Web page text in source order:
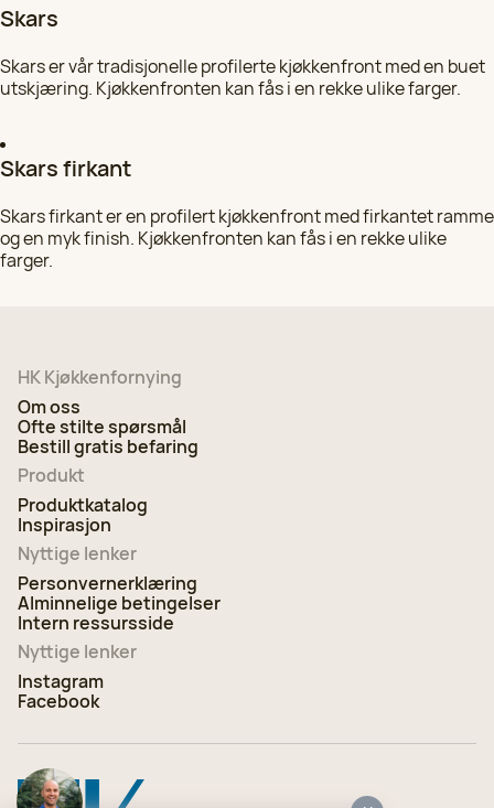
Skars
Skars er vår tradisjonelle profilerte kjøkkenfront med en buet
utskjæring. Kjøkkenfronten kan fås i en rekke ulike farger.
Skars firkant
Skars firkant er en profilert kjøkkenfront med firkantet ramme
og en myk finish. Kjøkkenfronten kan fås i en rekke ulike
farger.
HK Kjøkkenfornying
Om oss
Ofte stilte spørsmål
Bestill gratis befaring
Produkt
Produktkatalog
Inspirasjon
Nyttige lenker
Personvernerklæring
Alminnelige betingelser
Intern ressursside
Nyttige lenker
Instagram
Facebook